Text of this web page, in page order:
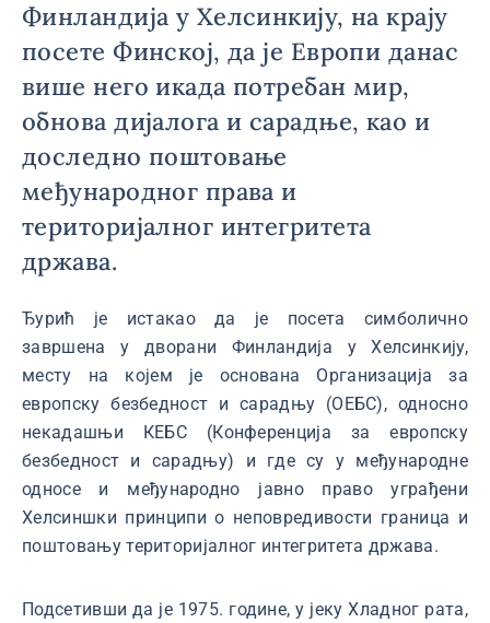
Финландија у Хелсинкију, на крају
посете Финској, да је Европи данас
више него икада потребан мир,
обнова дијалога и сарадње, као и
доследно поштовање
међународног права и
територијалног интегритета
држава.
Ђурић је истакао да је посета симболично
завршена у дворани Финландија у Хелсинкију,
месту на којем је основана Организација за
европску безбедност и сарадњу (ОЕБС), односно
некадашњи КЕБС (Конференција за европску
безбедност и сарадњу) и где су у међународне
односе и међународно јавно право уграђени
Хелсиншки принципи о неповредивости граница и
поштовању територијалног интегритета држава.
Подсетивши да је 1975. године, у јеку Хладног рата,